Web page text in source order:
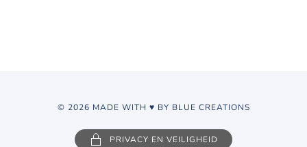
© 2026 MADE WITH ♥ BY BLUE CREATIONS
PRIVACY EN VEILIGHEID